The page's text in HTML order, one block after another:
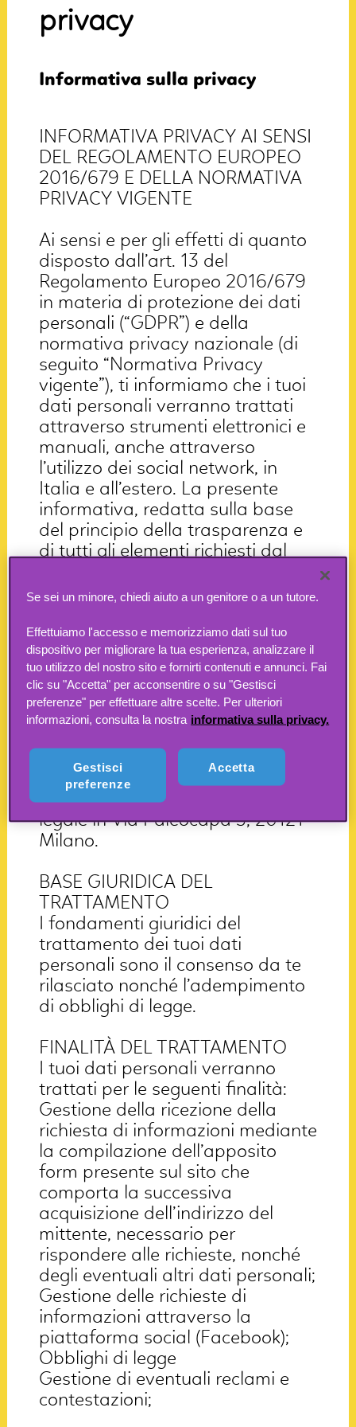
privacy
Informativa sulla privacy
INFORMATIVA PRIVACY AI SENSI
DEL REGOLAMENTO EUROPEO
2016/679 E DELLA NORMATIVA
PRIVACY VIGENTE
Ai sensi e per gli effetti di quanto
disposto dall’art. 13 del
Regolamento Europeo 2016/679
in materia di protezione dei dati
personali (“GDPR”) e della
normativa privacy nazionale (di
seguito “Normativa Privacy
vigente”), ti informiamo che i tuoi
dati personali verranno trattati
attraverso strumenti elettronici e
manuali, anche attraverso
l’utilizzo dei social network, in
Italia e all’estero. La presente
informativa, redatta sulla base
del principio della trasparenza e
di tutti gli elementi richiesti dal
sezioni ognuna delle quali tratta
da renderti la lettura più rapida,
agevole e di facile comprensione
(nel seguito l’”Informativa”).
CHI E’ IL TITOLARE DEL
Il Titolare del trattamento (di
seguito “Titolare”) è Boing S.p.A.
(di seguito “Boing”) con sede
legale in Via Paleocapa 3, 20121
Milano.
BASE GIURIDICA DEL
TRATTAMENTO
I fondamenti giuridici del
trattamento dei tuoi dati
personali sono il consenso da te
rilasciato nonché l’adempimento
di obblighi di legge.
FINALITÀ DEL TRATTAMENTO
I tuoi dati personali verranno
trattati per le seguenti finalità:
Gestione della ricezione della
richiesta di informazioni mediante
la compilazione dell’apposito
form presente sul sito che
comporta la successiva
acquisizione dell’indirizzo del
mittente, necessario per
rispondere alle richieste, nonché
degli eventuali altri dati personali;
Gestione delle richieste di
informazioni attraverso la
piattaforma social (Facebook);
Obblighi di legge
Gestione di eventuali reclami e
contestazioni;
Se sei un minore, chiedi aiuto a un genitore o a un tutore.
Effettuiamo l'accesso e memorizziamo dati sul tuo
dispositivo per migliorare la tua esperienza, analizzare il
tuo utilizzo del nostro sito e fornirti contenuti e annunci. Fai
clic su "Accetta" per acconsentire o su "Gestisci
preferenze" per effettuare altre scelte. Per ulteriori
informazioni, consulta la nostra informativa sulla privacy.
Accetta
Gestisci
preferenze